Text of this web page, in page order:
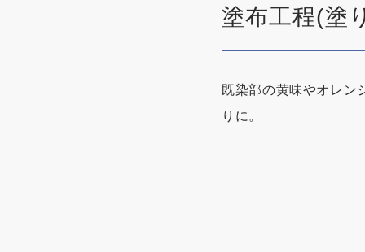
塗布工程(塗
既染部の黄味やオレン
りに。